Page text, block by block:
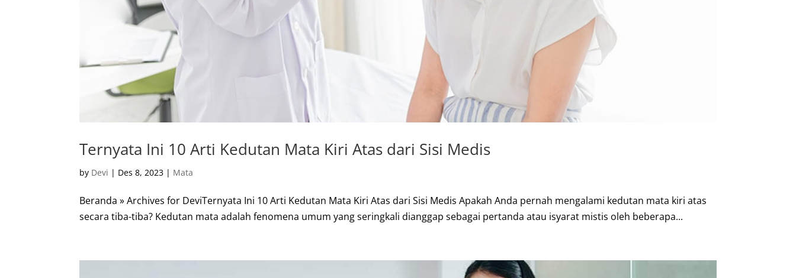
Ternyata Ini 10 Arti Kedutan Mata Kiri Atas dari Sisi Medis
by Devi | Des 8, 2023 | Mata
Beranda » Archives for DeviTernyata Ini 10 Arti Kedutan Mata Kiri Atas dari Sisi Medis Apakah Anda pernah mengalami kedutan mata kiri atas
secara tiba-tiba? Kedutan mata adalah fenomena umum yang seringkali dianggap sebagai pertanda atau isyarat mistis oleh beberapa...